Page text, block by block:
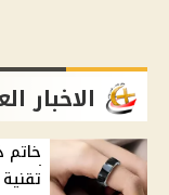
الاخبار
خاتم